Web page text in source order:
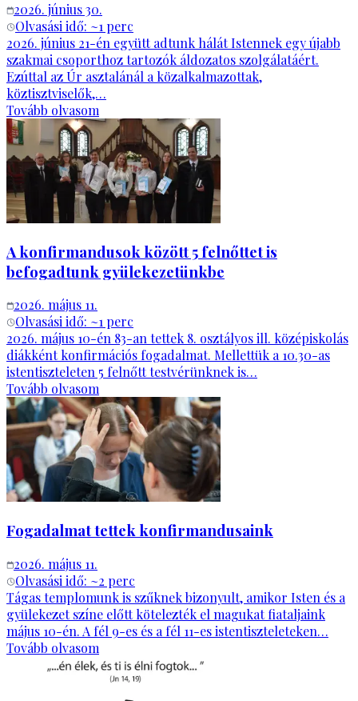
2026. június 30.
Olvasási idő: ~1 perc
2026. június 21-én együtt adtunk hálát Istennek egy újabb
szakmai csoporthoz tartozók áldozatos szolgálatáért.
Ezúttal az Úr asztalánál a közalkalmazottak,
köztisztviselők,…
Tovább olvasom
A konfirmandusok között 5 felnőttet is
befogadtunk gyülekezetünkbe
2026. május 11.
Olvasási idő: ~1 perc
2026. május 10-én 83-an tettek 8. osztályos ill. középiskolás
diákként konfirmációs fogadalmat. Mellettük a 10.30-as
istentiszteleten 5 felnőtt testvérünknek is…
Tovább olvasom
Fogadalmat tettek konfirmandusaink
2026. május 11.
Olvasási idő: ~2 perc
Tágas templomunk is szűknek bizonyult, amikor Isten és a
gyülekezet színe előtt kötelezték el magukat fiataljaink
május 10-én. A fél 9-es és a fél 11-es istentiszteleteken…
Tovább olvasom